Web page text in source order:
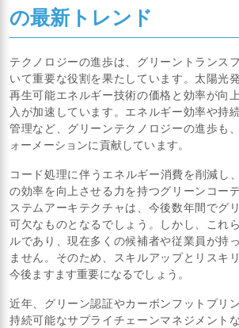
の最新トレンド
テクノロジーの進歩は、グリーントランス
いて重要な役割を果たしています。太陽光
再生可能エネルギー技術の価格と効率が向
入が加速しています。エネルギー効率や持
管理など、グリーンテクノロジーの進歩も
ォーメーションに貢献しています。
コード処理に伴うエネルギー消費を削減し
の効率を向上させる力を持つグリーンコー
ステムアーキテクチャは、今後数年間でグ
可欠なものとなるでしょう。しかし、これ
ルであり、現在多くの候補者や従業員が持
ません。そのため、スキルアップとリスキ
今後ますます重要になるでしょう。
近年、グリーン認証やカーボンフットプリ
持続可能なサプライチェーンマネジメント